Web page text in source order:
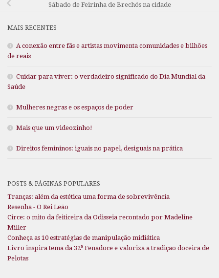
Sábado de Feirinha de Brechós na cidade
MAIS RECENTES
A conexão entre fãs e artistas movimenta comunidades e bilhões
de reais
Cuidar para viver: o verdadeiro significado do Dia Mundial da
Saúde
Mulheres negras e os espaços de poder
Mais que um videozinho!
Direitos femininos: iguais no papel, desiguais na prática
POSTS & PÁGINAS POPULARES
Tranças: além da estética uma forma de sobrevivência
Resenha - O Rei Leão
Circe: o mito da feiticeira da Odisseia recontado por Madeline
Miller
Conheça as 10 estratégias de manipulação midiática
Livro inspira tema da 32ª Fenadoce e valoriza a tradição doceira de
Pelotas